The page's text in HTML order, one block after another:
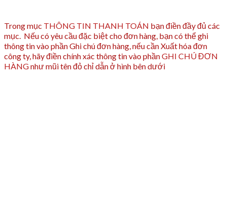
Trong mục THÔNG TIN THANH TOÁN bạn điền đầy đủ các
mục. Nếu có yêu cầu đặc biệt cho đơn hàng, bạn có thể ghi
thông tin vào phần Ghi chú đơn hàng, nếu cần Xuất hóa đơn
công ty, hãy điền chính xác thông tin vào phầnGHI CHÚ ĐƠN
HÀNGnhư mũi tên đỏ chỉ dẫn ở hình bên dưới